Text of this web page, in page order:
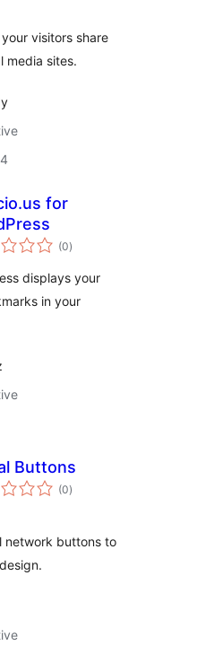
visitors share
media sites.
for
(0vlerësime
gjithsej
)
displays your
in your
Buttons
(0vlerësime
gjithsej
)
network buttons to